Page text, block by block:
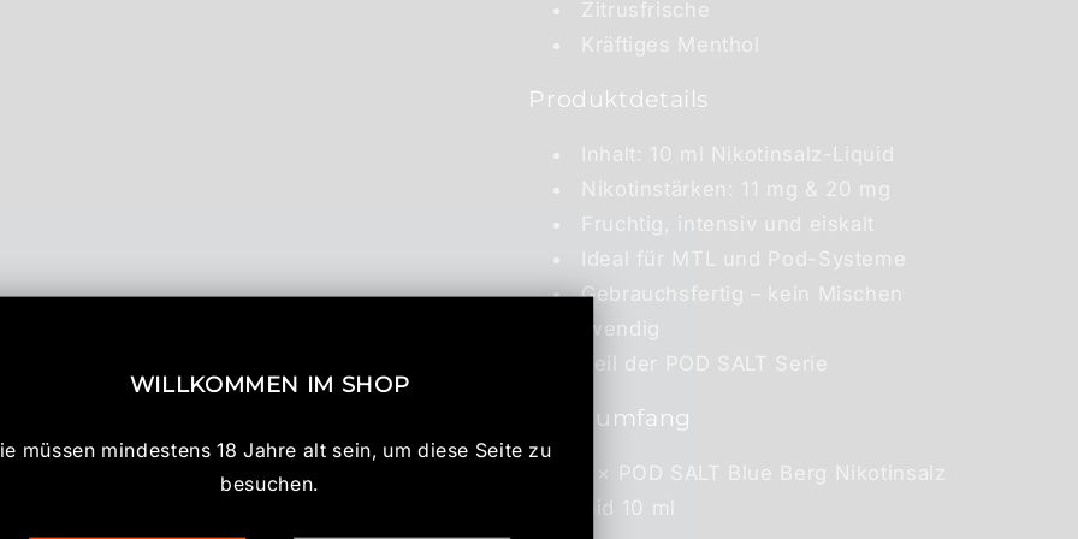
Zitrusfrische
Kräftiges Menthol
Produktdetails
Inhalt: 10 ml Nikotinsalz-Liquid
Nikotinstärken: 11 mg & 20 mg
Fruchtig, intensiv und eiskalt
Ideal für MTL und Pod-Systeme
Gebrauchsfertig – kein Mischen
notwendig
Teil der POD SALT Serie
Lieferumfang
1 × POD SALT Blue Berg Nikotinsalz
Liquid 10 ml
WILLKOMMEN IM SHOP
müssen mindestens 18 Jahre alt sein, um diese Seite zu
besuchen.